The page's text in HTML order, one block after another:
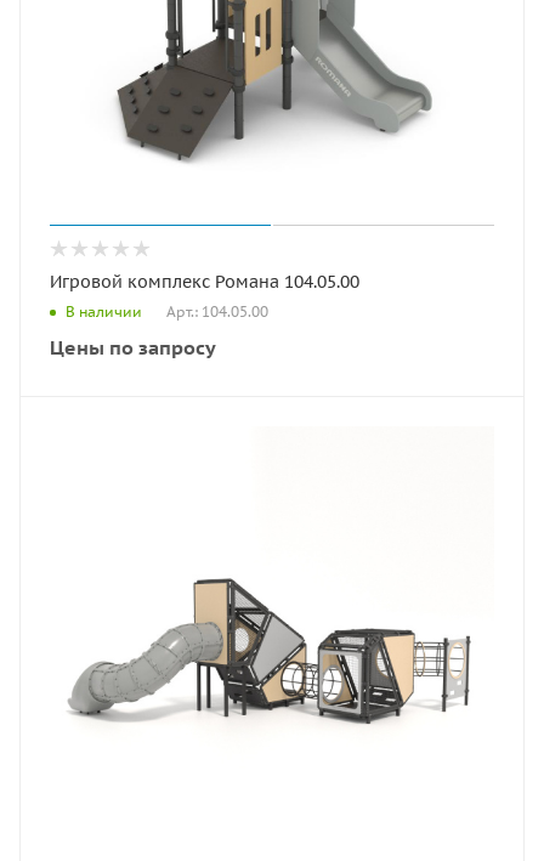
Игровой комплекс Романа 104.05.00
В наличии Арт.: 104.05.00
Цены по запросу